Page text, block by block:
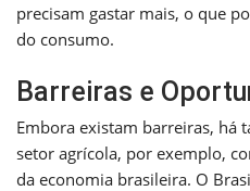
precisam gastar mais, o que
do consumo.
Barreiras e
Embora existam barreiras, há
setor agrícola, por exemplo,
da economia brasileira. O